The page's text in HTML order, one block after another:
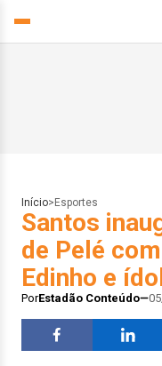
Início> Esportes
Santos
de Pelé
Edinho e
PorEstadão Conteúdo